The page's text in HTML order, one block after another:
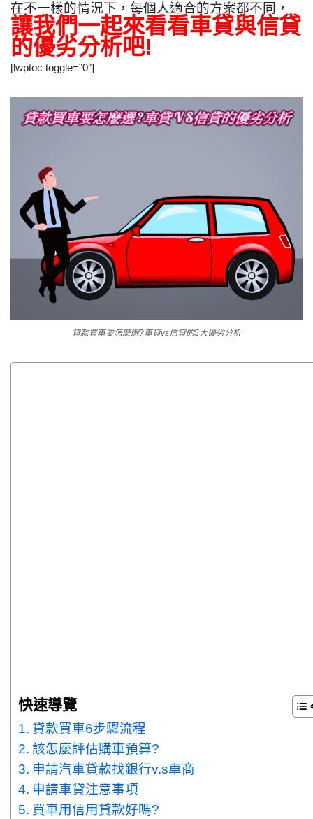
在不一樣的情況下，每個人適合的方案都不同，
讓我們一起來看看車貸與信貸
的優劣分析吧!
[lwptoc toggle=”0″]
貸款買車要怎麼選?車貸vs信貸的5大優劣分析
快速導覽
貸款買車6步驟流程
該怎麼評估購車預算?
申請汽車貸款找銀行v.s車商
申請車貸注意事項
買車用信用貸款好嗎?